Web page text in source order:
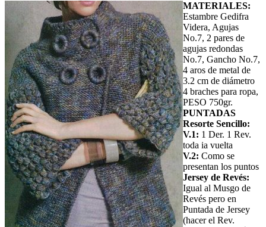
MATERIALES:
Estambre Gedifra
Videra, Agujas
No.7, 2 pares de
agujas redondas
No.7, Gancho No.7,
4 aros de metal de
3.2 cm de diámetro
4 braches para ropa,
PESO 750gr.
PUNTADAS
Resorte Sencillo:
V.1: 1 Der. 1 Rev.
toda ia vuelta
V.2: Como se
presentan los puntos
Jersey de Revés:
Igual al Musgo de
Revés pero en
Puntada de Jersey
(hacer el Rev.